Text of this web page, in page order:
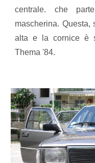
centrale. che
mascherina. Questa,
alta e la cornice è
Thema '84.